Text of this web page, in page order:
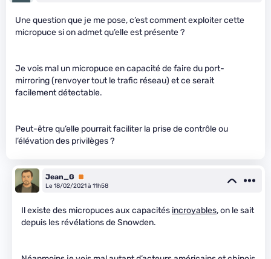
Une question que je me pose, c’est comment exploiter cette
micropuce si on admet qu’elle est présente ?
Je vois mal un micropuce en capacité de faire du port-
mirroring (renvoyer tout le trafic réseau) et ce serait
facilement détectable.
Peut-être qu’elle pourrait faciliter la prise de contrôle ou
l’élévation des privilèges ?
Jean_G
Premium
Le 18/02/2021 à 11h58
Il existe des micropuces aux capacités incroyables, on le sait
depuis les révélations de Snowden.